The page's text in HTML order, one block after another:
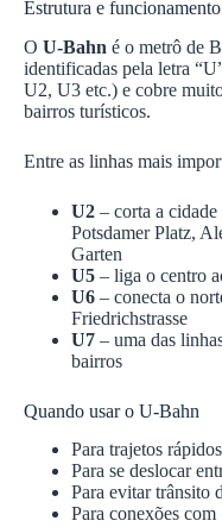
Estrutura e funcionamento
O U-Bahn é o metrô de
identificadas pela letra
U2, U3 etc.) e cobre
bairros turísticos.
Entre as linhas mais
U2 – corta a cidade
Potsdamer Platz,
Garten
U5 – liga o centro
U6 – conecta o
Friedrichstrasse
U7 – uma das
bairros
Quando usar o U-Bahn
Para trajetos
Para se deslocar
Para evitar trânsito
Para conexões